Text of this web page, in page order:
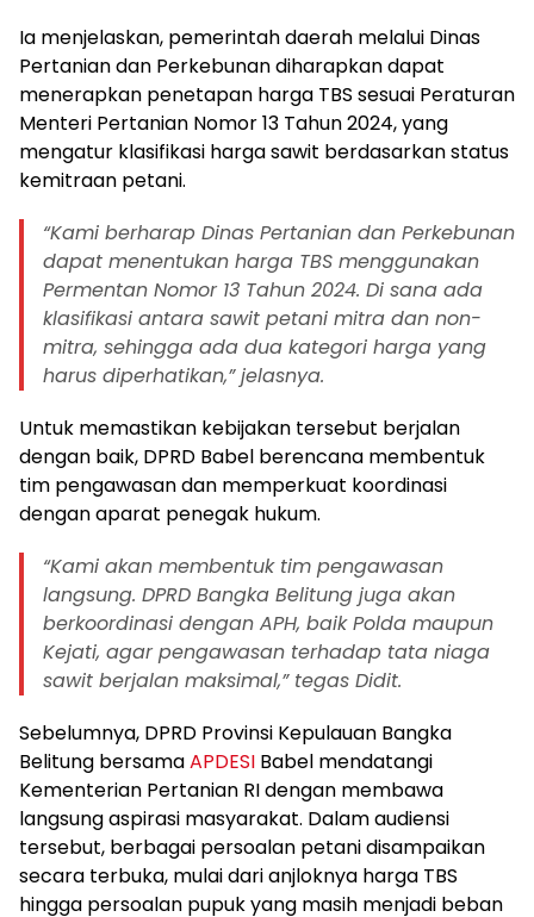
Ia menjelaskan, pemerintah daerah melalui Dinas
Pertanian dan Perkebunan diharapkan dapat
menerapkan penetapan harga TBS sesuai Peraturan
Menteri Pertanian Nomor 13 Tahun 2024, yang
mengatur klasifikasi harga sawit berdasarkan status
kemitraan petani.
“Kami berharap Dinas Pertanian dan Perkebunan
dapat menentukan harga TBS menggunakan
Permentan Nomor 13 Tahun 2024. Di sana ada
klasifikasi antara sawit petani mitra dan non-
mitra, sehingga ada dua kategori harga yang
harus diperhatikan,” jelasnya.
Untuk memastikan kebijakan tersebut berjalan
dengan baik, DPRD Babel berencana membentuk
tim pengawasan dan memperkuat koordinasi
dengan aparat penegak hukum.
“Kami akan membentuk tim pengawasan
langsung. DPRD Bangka Belitung juga akan
berkoordinasi dengan APH, baik Polda maupun
Kejati, agar pengawasan terhadap tata niaga
sawit berjalan maksimal,” tegas Didit.
Sebelumnya, DPRD Provinsi Kepulauan Bangka
Belitung bersamaAPDESI Babel mendatangi
Kementerian Pertanian RI dengan membawa
langsung aspirasi masyarakat. Dalam audiensi
tersebut, berbagai persoalan petani disampaikan
secara terbuka, mulai dari anjloknya harga TBS
hingga persoalan pupuk yang masih menjadi beban